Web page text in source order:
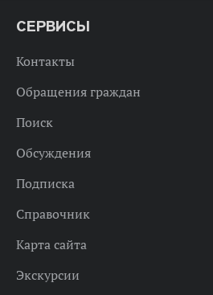
СЕРВИСЫ
Контакты
Обращения граждан
Поиск
Обсуждения
Подписка
Справочник
Карта сайта
Экскурсии